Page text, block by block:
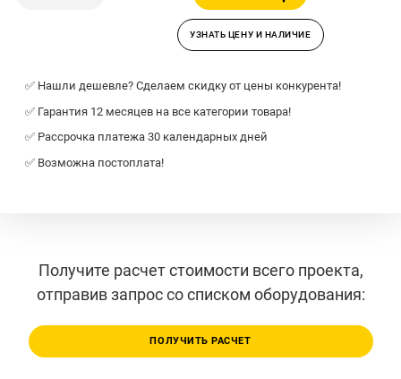
УЗНАТЬ ЦЕНУ И НАЛИЧИЕ
✅ Нашли дешевле? Сделаем скидку от цены конкурента!
✅ Гарантия 12 месяцев на все категории товара!
✅ Рассрочка платежа 30 календарных дней
✅ Возможна постоплата!
Получите расчет стоимости всего проекта,
отправив запрос со списком оборудования:
ПОЛУЧИТЬ РАСЧЕТ